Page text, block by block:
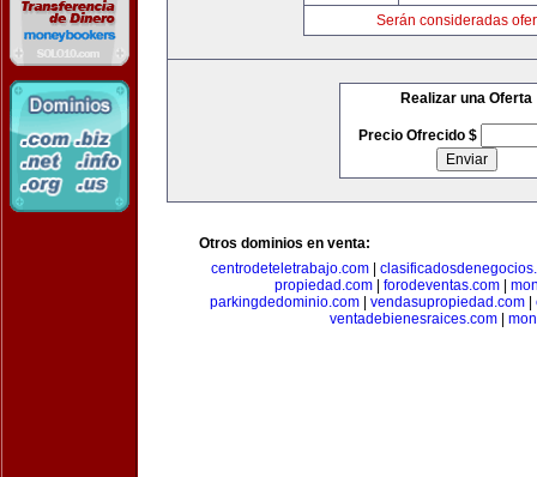
Serán consideradas
Realizar una Oferta
Precio Ofrecido $
Otros dominios en venta:
centrodeteletrabajo.com
propiedad.com
forodeventas.com
parkingdedominio.com| vendasupropiedad.com|
ventadebienesraices.com